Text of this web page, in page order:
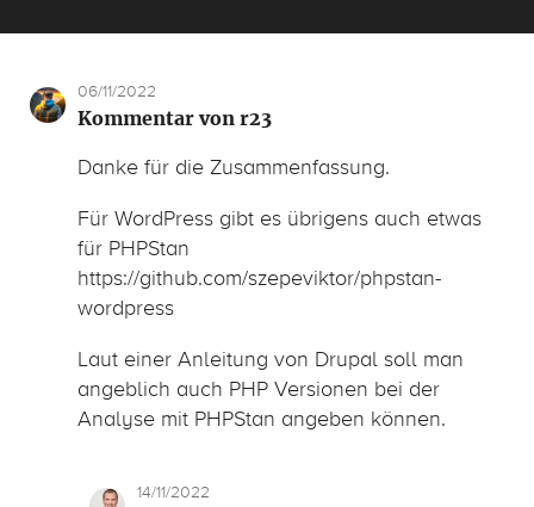
06/11/2022
Kommentar von r23
Danke für die Zusammenfassung.
Für WordPress gibt es übrigens auch etwas
für PHPStan
https://github.com/szepeviktor/phpstan-
wordpress
Laut einer Anleitung von Drupal soll man
angeblich auch PHP Versionen bei der
Analyse mit PHPStan angeben können.
14/11/2022